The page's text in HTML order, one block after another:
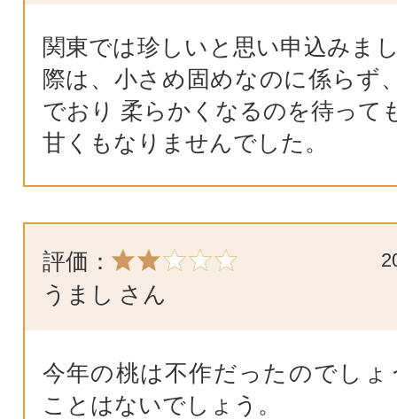
関東では珍しいと思い申込みま
際は、小さめ固めなのに係らず
でおり 柔らかくなるのを待って
甘くもなりませんでした。
評価：
うまし さん
今年の桃は不作だったのでしょ
ことはないでしょう。